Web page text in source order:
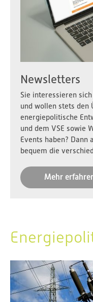
Newsletters
Sie interessieren
und wollen stets den
energiepolitische
und dem VSE sowie
Events haben? Dann
bequem die
Mehr